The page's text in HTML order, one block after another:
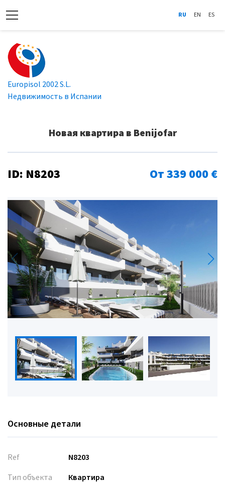
RU EN ES
Europisol 2002 S.L.
Недвижимость в Испании
Новая квартира в Benijofar
ID: N8203 От 339 000 €
Основные детали
Ref
N8203
Тип объекта
Квартира